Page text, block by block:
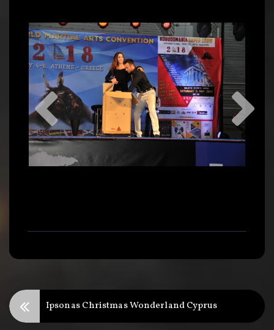
Ipsonas Christmas Wonderland Cyprus